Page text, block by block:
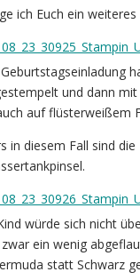
ich Euch ein weiteres
und dann
auf flüsterweißem
in diesem Fall sind
würde sich nicht
ein wenig
statt Schwarz